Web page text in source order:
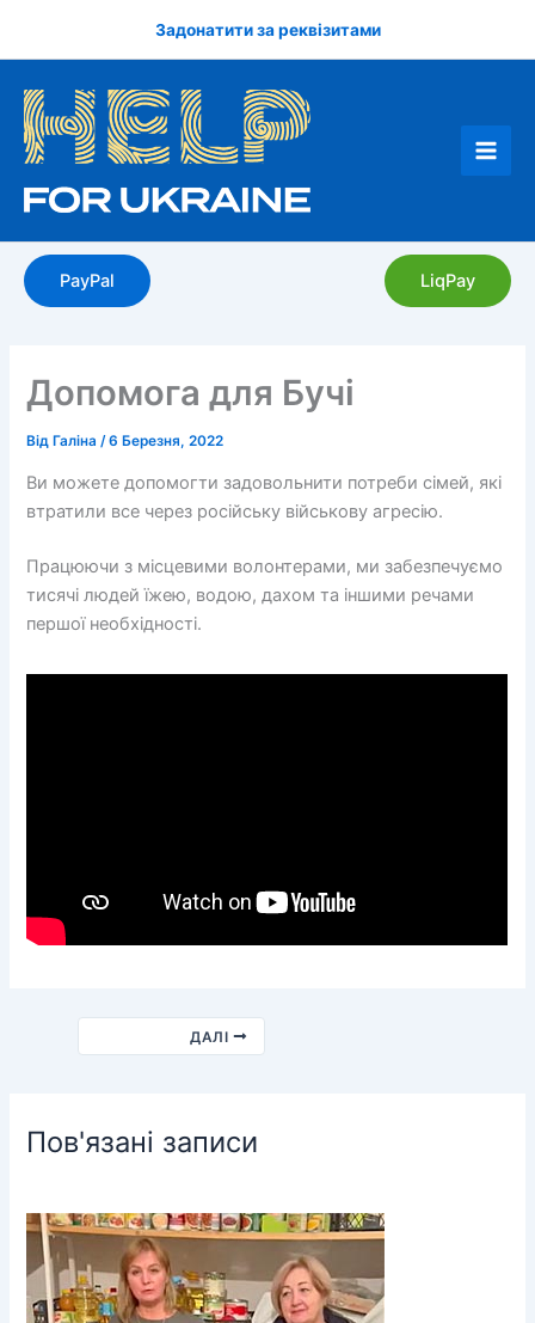
Задонатити за реквізитами
PayPal LiqPay
Допомога для Бучі
Від Галіна/6 Березня, 2022
Ви можете допомогти задовольнити потреби сімей, які
втратили все через російську військову агресію.
Працюючи з місцевими волонтерами, ми забезпечуємо
тисячі людей їжею, водою, дахом та іншими речами
першої необхідності.
ДАЛІ
Пов'язані записи